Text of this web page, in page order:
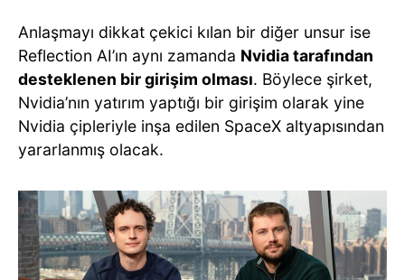
Anlaşmayı dikkat çekici kılan bir diğer unsur ise
Reflection AI’ın aynı zamanda Nvidia tarafından
desteklenen bir girişim olması. Böylece şirket,
Nvidia’nın yatırım yaptığı bir girişim olarak yine
Nvidia çipleriyle inşa edilen SpaceX altyapısından
yararlanmış olacak.